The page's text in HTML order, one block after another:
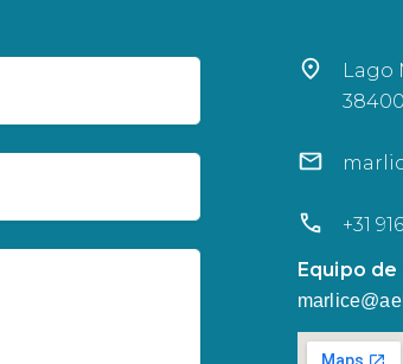
Lago
+31
Equipo